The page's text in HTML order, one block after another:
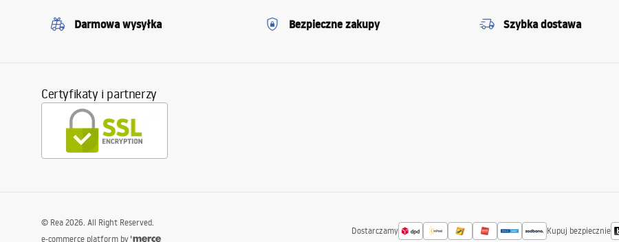
Darmowa wysyłka Bezpieczne zakupy Szybka dostawa
Certyfikaty i partnerzy
Dostarczamy Kupuj bezpiecznie
© Rea 2026. All Right Reserved.
e-commerce platform by